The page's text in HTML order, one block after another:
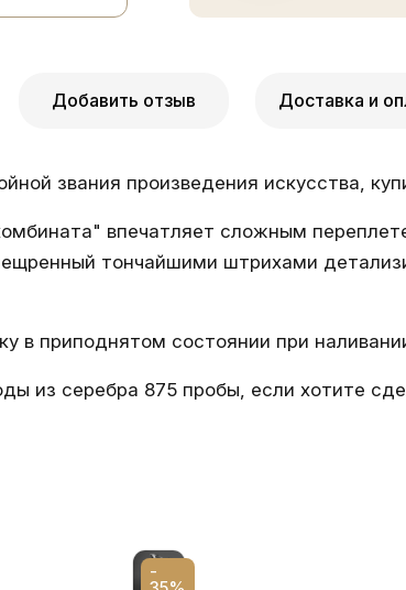
Добавить отзыв Доставка и
звания произведения искусства,
впечатляет сложным
тончайшими штрихами
в приподнятом состоянии при
из серебра 875 пробы, если хотите
-